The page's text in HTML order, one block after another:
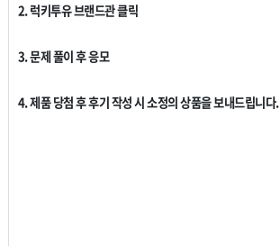
2. 럭키투유 브랜드관 클릭
3. 문제 풀이 후 응모
4. 제품 당첨 후 후기 작성 시 소정의 상품을 보내드립니다.